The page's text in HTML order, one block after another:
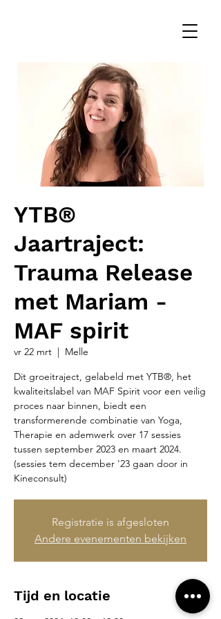
YTB®
Jaartraject:
Trauma Release
met Mariam -
MAF spirit
vr 22 mrt
  |
Melle
Dit groeitraject, gelabeld met YTB®, het
kwaliteitslabel van MAF Spirit voor een veilig
proces naar binnen, biedt een
transformerende combinatie van Yoga,
Therapie en ademwerk over 17 sessies
tussen september 2023 en maart 2024.
(sessies tem december '23 gaan door in
Kineconsult)
Registratie is afgesloten
Andere evenementen bekijken
Tijd en locatie